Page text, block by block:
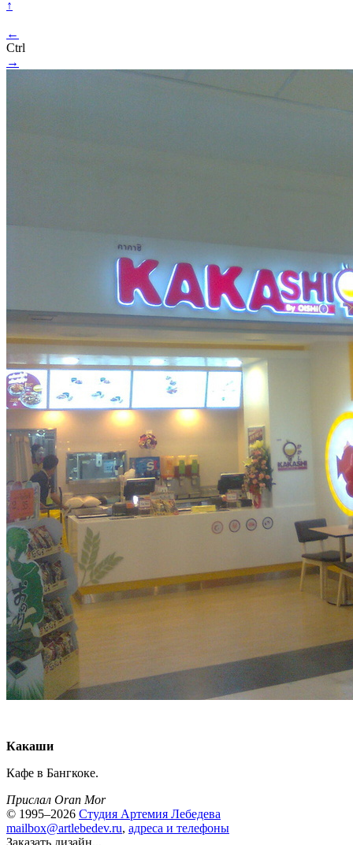
↑
←
Ctrl
→
Какаши
Кафе в Бангкоке.
Прислал Oran Mor
© 1995–2026 Студия Артемия Лебедева
mailbox@artlebedev.ru, адреса и телефоны
Заказать дизайн...